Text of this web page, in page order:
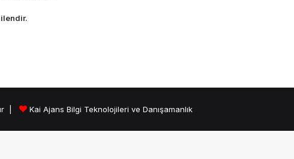
| Kai Ajans Bilgi Teknolojileri ve Danışamanlık